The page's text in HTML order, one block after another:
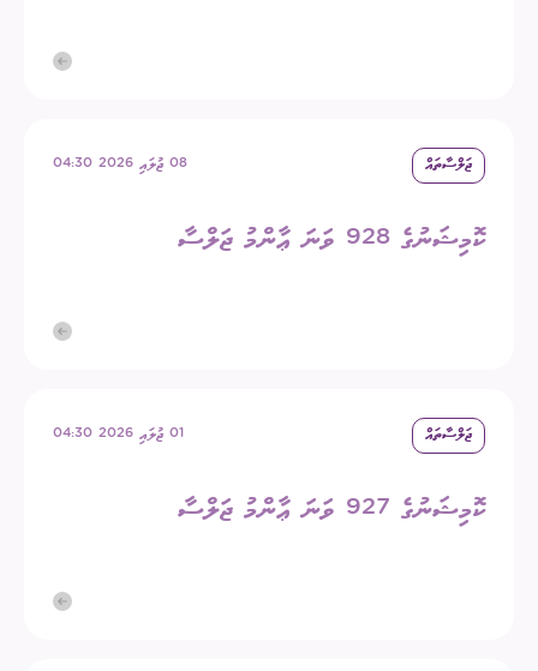
ޖަލްސާތައް 08 ޖުލައި 2026 04:30
ކޮމިޝަނުގެ 928 ވަނަ ޢާންމު ޖަލްސާ
ޖަލްސާތައް 01 ޖުލައި 2026 04:30
ކޮމިޝަނުގެ 927 ވަނަ ޢާންމު ޖަލްސާ